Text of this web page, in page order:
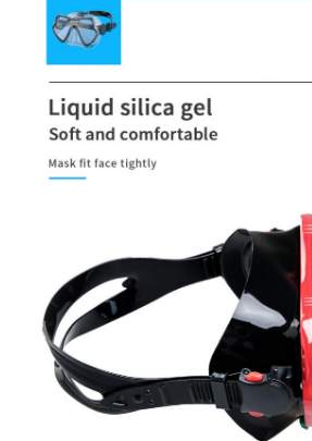
Επισκεψή εργοστασίου
Έλεγχος ποιότητας
Επικοινωνήστε μαζί μας
Ειδήσεις
Μάσκα κατάδυσης για ενήλικες
Παιδικό κιτ κατάδυσης
Σνόρκελ κατάδυσης